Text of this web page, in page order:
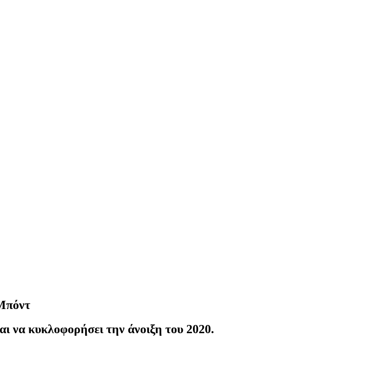
να κυκλοφορήσει την άνοιξη του 2020.